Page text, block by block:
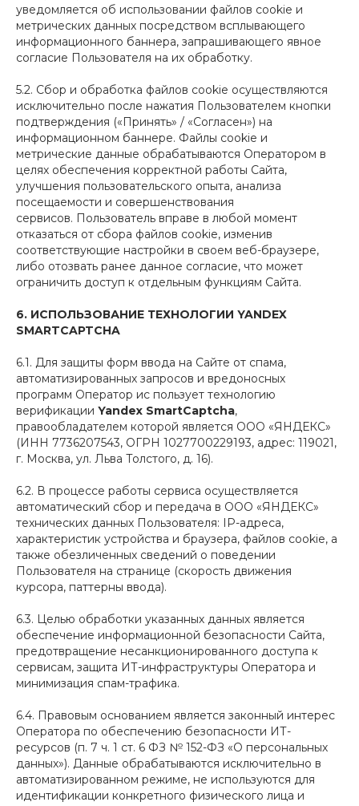
уведомляется об использовании файлов cookie и
метрических данных посредством всплывающего
информационного баннера, запрашивающего явное
согласие Пользователя на их обработку.
5.2. Сбор и обработка файлов cookie осуществляются
исключительно после нажатия Пользователем кнопки
подтверждения («Принять» / «Согласен») на
информационном баннере. Файлы cookie и
метрические данные обрабатываются Оператором в
целях обеспечения корректной работы Сайта,
улучшения пользовательского опыта, анализа
посещаемости и совершенствования
сервисов. Пользователь вправе в любой момент
отказаться от сбора файлов cookie, изменив
соответствующие настройки в своем веб-браузере,
либо отозвать ранее данное согласие, что может
ограничить доступ к отдельным функциям Сайта.
6. ИСПОЛЬЗОВАНИЕ ТЕХНОЛОГИИ YANDEX
SMARTCAPTCHA
6.1. Для защиты форм ввода на Сайте от спама,
автоматизированных запросов и вредоносных
программ Оператор ис пользует технологию
верификации Yandex SmartCaptcha,
правообладателем которой является ООО «ЯНДЕКС»
(ИНН 7736207543, ОГРН 1027700229193, адрес: 119021,
г. Москва, ул. Льва Толстого, д. 16).
6.2. В процессе работы сервиса осуществляется
автоматический сбор и передача в ООО «ЯНДЕКС»
технических данных Пользователя: IP-адреса,
характеристик устройства и браузера, файлов cookie, а
также обезличенных сведений о поведении
Пользователя на странице (скорость движения
курсора, паттерны ввода).
6.3. Целью обработки указанных данных является
обеспечение информационной безопасности Сайта,
предотвращение несанкционированного доступа к
сервисам, защита ИТ-инфраструктуры Оператора и
минимизация спам-трафика.
6.4. Правовым основанием является законный интерес
Оператора по обеспечению безопасности ИТ-
ресурсов (п. 7 ч. 1 ст. 6 ФЗ № 152-ФЗ «О персональных
данных»). Данные обрабатываются исключительно в
автоматизированном режиме, не используются для
идентификации конкретного физического лица и